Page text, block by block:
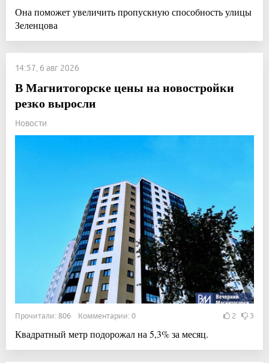
Она поможет увеличить пропускную способность улицы
Зеленцова
14:57, 6 авг 2026
В Магнитогорске цены на новостройки
резко выросли
Новости
Прочитали: 806 Комментарии: 0 2 3
Квадратный метр подорожал на 5,3% за месяц.